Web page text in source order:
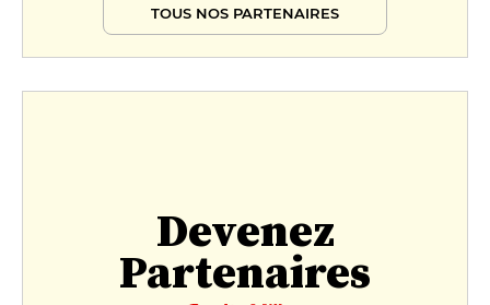
TOUS NOS PARTENAIRES
Devenez
Partenaires